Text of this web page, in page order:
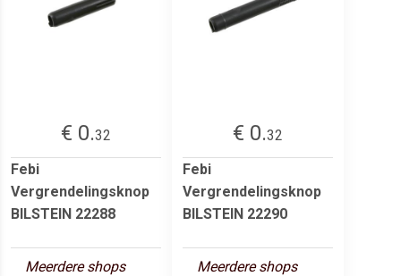
€ 0.32
Febi
Vergrendelingsknop
BILSTEIN 22288
Meerdere shops
€ 0.32
Febi
Vergrendelingsknop
BILSTEIN 22290
Meerdere shops